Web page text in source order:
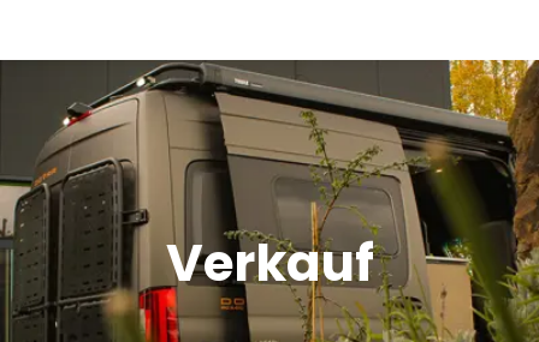
Verkauf
Offroad Area
Dometic Service Provider
Werkstatt
Verkauf